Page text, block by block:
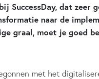
SuccessDay, dat
naar de
graal, moet je goed
met het